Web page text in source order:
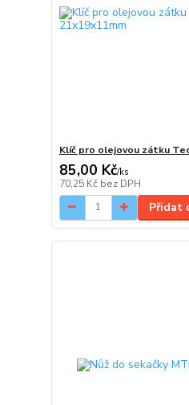
Klíč pro olejovou zátku
85,00 Kč/ks
70,25 Kč bez DPH
Přidat